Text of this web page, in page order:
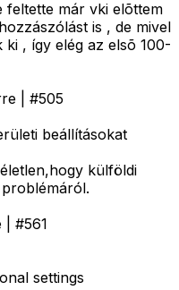
feltette már vki elõttem
is , de mivel
, így elég az elsõ 100-
| #505
beállításokat
külföldi
| #561
settings